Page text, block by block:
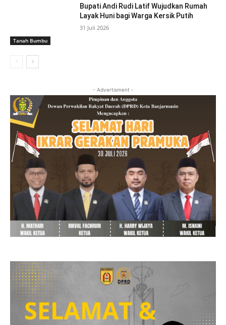
Tanah Bumbu
Bupati Andi Rudi Latif Wujudkan Rumah
Layak Huni bagi Warga Kersik Putih
31 Juli 2026
- Advertisment -